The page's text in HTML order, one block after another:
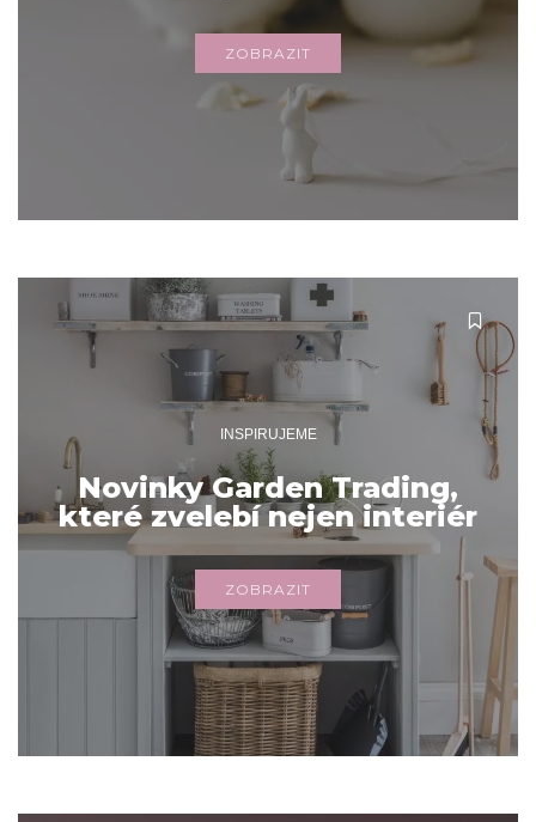
ZOBRAZIT
INSPIRUJEME
Novinky Garden Trading,
které zvelebí nejen interiér
ZOBRAZIT